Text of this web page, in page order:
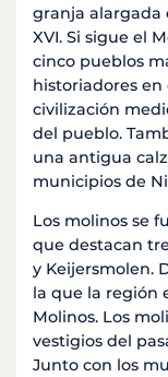
granja alargada
XVI. Si sigue el
cinco pueblos
historiadores
civilización
del pueblo.
una antigua
municipios de
Los molinos se
que destacan
y Keijersmolen.
la que la región
Molinos. Los
vestigios del
Junto con los